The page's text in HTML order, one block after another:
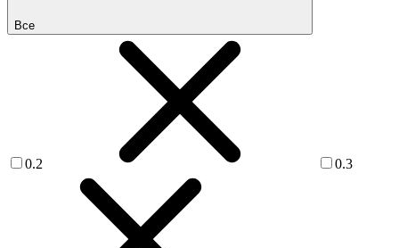
Все
0.2 0.3